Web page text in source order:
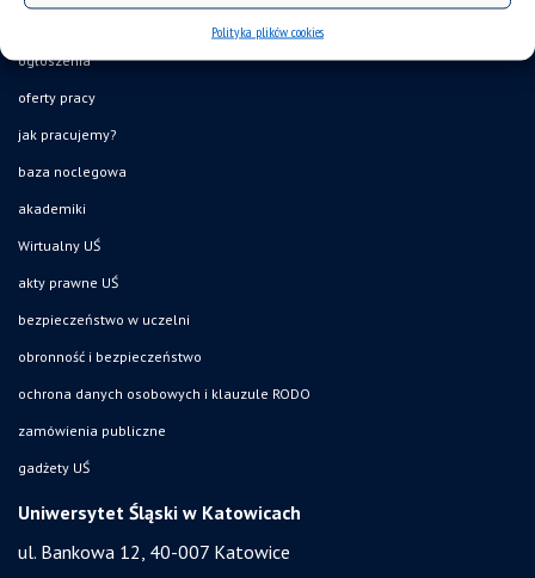
Polityka plików cookies
ogłoszenia
oferty pracy
jak pracujemy?
baza noclegowa
akademiki
Wirtualny UŚ
akty prawne UŚ
bezpieczeństwo w uczelni
obronność i bezpieczeństwo
ochrona danych osobowych i klauzule RODO
zamówienia publiczne
gadżety UŚ
Uniwersytet Śląski w Katowicach
ul. Bankowa 12, 40-007 Katowice